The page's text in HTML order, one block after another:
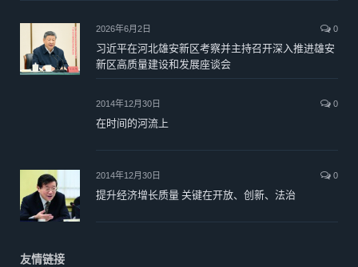
2026年6月2日 0
习近平在河北雄安新区考察并主持召开深入推进雄安
新区高质量建设和发展座谈会
2014年12月30日 0
在时间的河流上
2014年12月30日 0
提升经济增长质量 关键在开放、创新、法治
友情链接